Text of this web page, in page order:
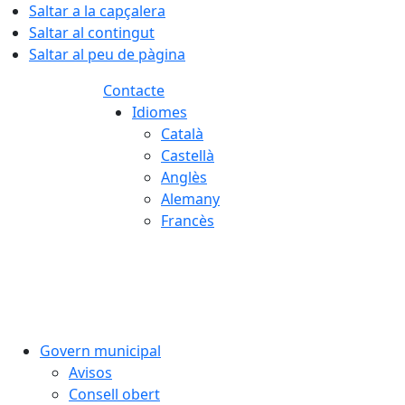
Saltar a la capçalera
Saltar al contingut
Saltar al peu de pàgina
Contacte
Idiomes
Català
Castellà
Anglès
Alemany
Francès
Govern municipal
Avisos
Consell obert